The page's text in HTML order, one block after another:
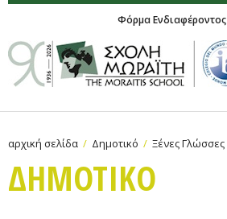
Φόρμα Ενδιαφέροντος
αρχική σελίδα Δημοτικό Ξένες Γλώσσες
ΔΗΜΟΤΙΚΟ